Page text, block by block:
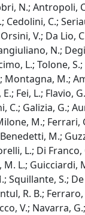
N.;
C.;
V.; Da Lio,
N.;
L.; Tolone,
M.;
Fei, L.; Flavio,
C.; Galizia, G.;
M.;
M.;
L.; Di
L.;
S.;
R. B.;
V.; Navarra,